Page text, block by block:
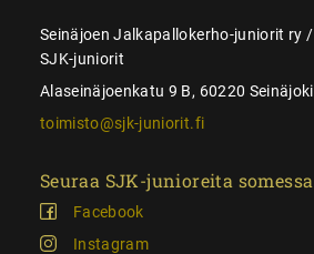
Seinäjoen Jalkapallokerho-juniorit ry /
SJK-juniorit
Alaseinäjoenkatu 9 B, 60220 Seinäjoki
toimisto@sjk-juniorit.fi
Seuraa SJK-junioreita somessa
Facebook
Instagram